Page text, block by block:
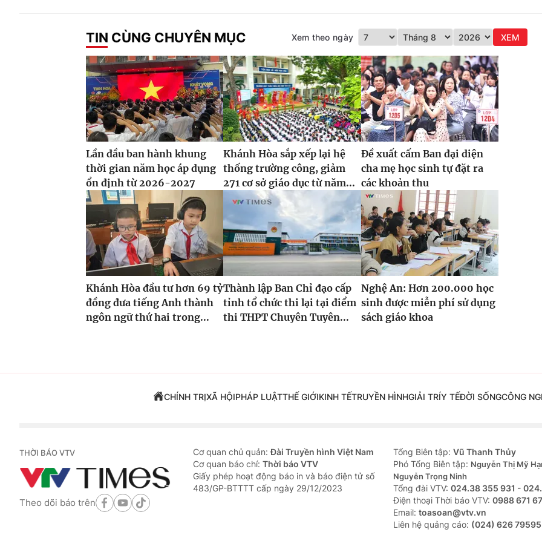
TIN CÙNG CHUYÊN MỤC Xem theo ngày XEM
Lần đầu ban hành khung
thời gian năm học áp dụng
ổn định từ 2026-2027
Khánh Hòa sắp xếp lại hệ
thống trường công, giảm
271 cơ sở giáo dục từ năm...
Đề xuất cấm Ban đại diện
cha mẹ học sinh tự đặt ra
các khoản thu
Khánh Hòa đầu tư hơn 69 tỷ
đồng đưa tiếng Anh thành
ngôn ngữ thứ hai trong...
Thành lập Ban Chỉ đạo cấp
tỉnh tổ chức thi lại tại điểm
thi THPT Chuyên Tuyên...
Nghệ An: Hơn 200.000 học
sinh được miễn phí sử dụng
sách giáo khoa
CHÍNH TRỊXÃ HỘIPHÁP LUẬTTHẾ GIỚIKINH TẾTRUYỀN HÌNHGIẢI TRÍY TẾĐỜI SỐNGCÔNG
THỜI BÁO VTV
Theo dõi báo trên
Cơ quan chủ quản:Đài Truyền hình Việt Nam
Cơ quan báo chí: Thời báo VTV
Giấy phép hoạt động báo in và báo điện tử số
483/GP-BTTTT cấp ngày 29/12/2023
Tổng Biên tập: Vũ Thanh Thủy
Phó Tổng Biên tập: Nguyễn Thị Mỹ
Nguyễn Trọng Ninh
Tổng đài VTV: 024.38 355 931 -
Ðiện thoại Thời báo VTV: 0988 671
Email: toasoan@vtv.vn
Liên hệ quảng cáo: (024) 626 79595